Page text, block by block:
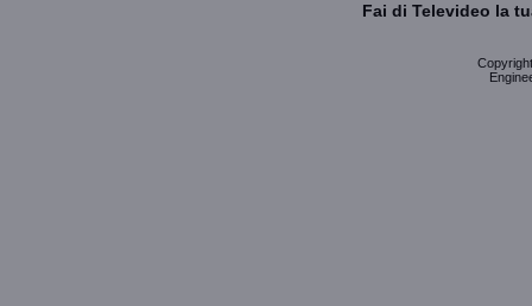
Fai di Televideo la